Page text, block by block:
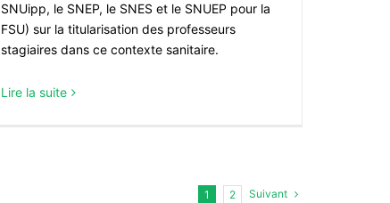
SNUipp, le SNEP, le SNES et le SNUEP pour la
FSU) sur la titularisation des professeurs
stagiaires dans ce contexte sanitaire.
Lire la suite
1 2 Suivant